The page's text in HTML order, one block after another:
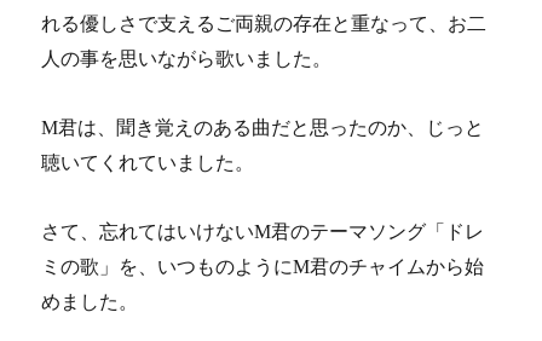
れる優しさで支えるご両親の存在と重なって、お二
人の事を思いながら歌いました。
M君は、聞き覚えのある曲だと思ったのか、じっと
聴いてくれていました。
さて、忘れてはいけないM君のテーマソング「ドレ
ミの歌」を、いつものようにM君のチャイムから始
めました。